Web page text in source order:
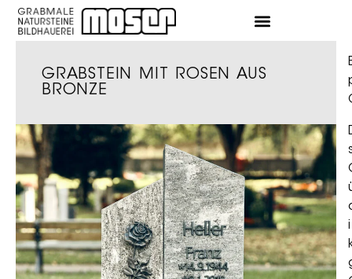
GRABSTEIN MIT ROSEN AUS
BRONZE